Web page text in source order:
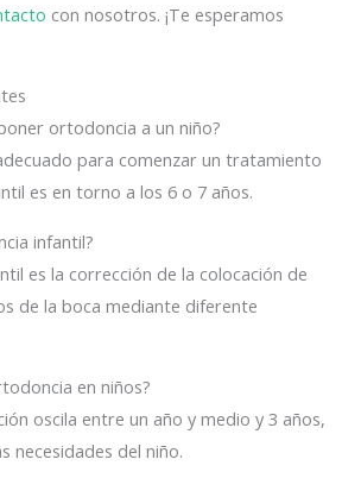
con nosotros. ¡Te esperamos
ortodoncia a un niño?
para comenzar un tratamiento
es en torno a los 6 o 7 años.
infantil?
es la corrección de la colocación de
de la boca mediante diferente
en niños?
oscila entre un año y medio y 3 años,
necesidades del niño.